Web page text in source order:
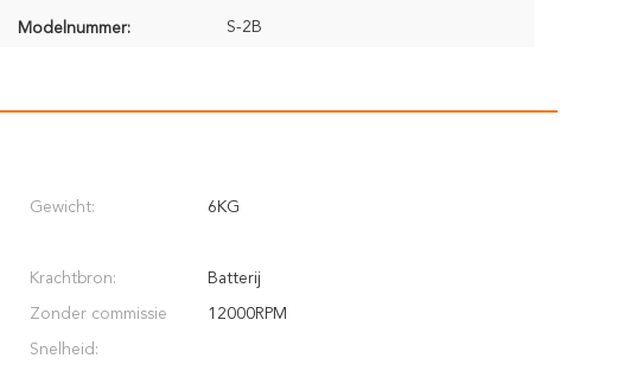
Modelnummer: S-2B
Gewicht: 6KG
Krachtbron: Batterij
Zonder commissie
Snelheid:
12000RPM